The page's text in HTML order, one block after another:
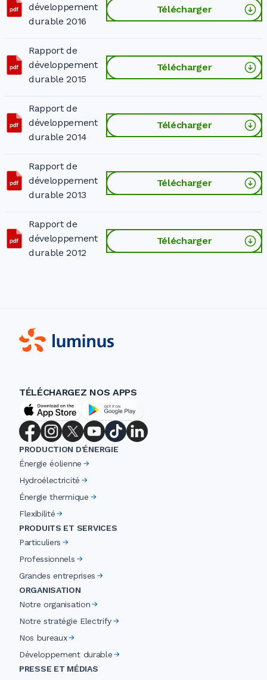
développement
durable 2016
Télécharger
Rapport de
développement
durable 2015
Télécharger
Rapport de
développement
durable 2014
Télécharger
Rapport de
développement
durable 2013
Télécharger
Rapport de
développement
durable 2012
Télécharger
TÉLÉCHARGEZ NOS APPS
PRODUCTION D'ÉNERGIE
Énergie éolienne
Hydroélectricité
Énergie thermique
Flexibilité
PRODUITS ET SERVICES
Particuliers
Professionnels
Grandes entreprises
ORGANISATION
Notre organisation
Notre stratégie Electrify
Nos bureaux
Développement durable
PRESSE ET MÉDIAS